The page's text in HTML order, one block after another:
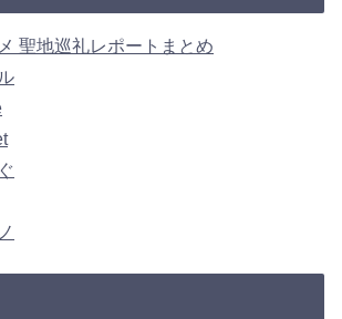
聖地巡礼レポートまとめ